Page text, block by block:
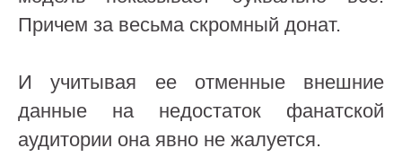
Причем за весьма скромный донат.
И учитывая ее отменные внешние
данные на недостаток фанатской
аудитории она явно не жалуется.